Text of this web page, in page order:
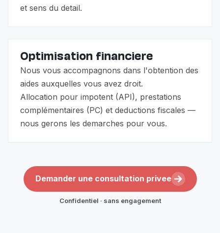
et sens du detail.
Optimisation financiere
Nous vous accompagnons dans l'obtention des
aides auxquelles vous avez droit.
Allocation pour impotent (API), prestations
complémentaires (PC) et deductions fiscales —
nous gerons les demarches pour vous.
Demander une consultation privee
Confidentiel · sans engagement